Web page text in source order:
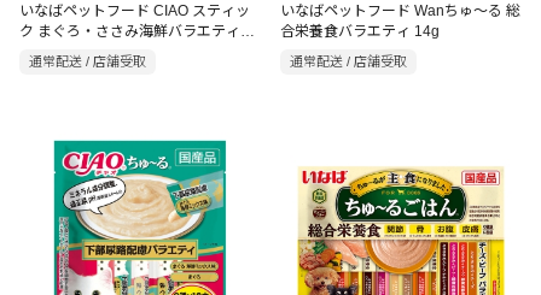
いなばペットフード CIAO スティッ
ク まぐろ・ささみ海鮮バラエティ
15g×20本
通常配送 / 店舗受取
いなばペットフード Wanちゅ～る 総
合栄養食バラエティ 14g
通常配送 / 店舗受取